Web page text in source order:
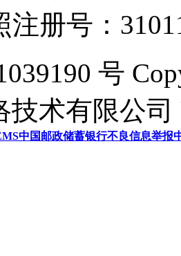
注册号：
号
技术有限公司
中国邮政储蓄银行不良信息举报